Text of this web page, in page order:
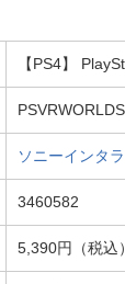
【PS4】
PSVRWORLDS
ソニーインタ
3460582
5,390円（税込）